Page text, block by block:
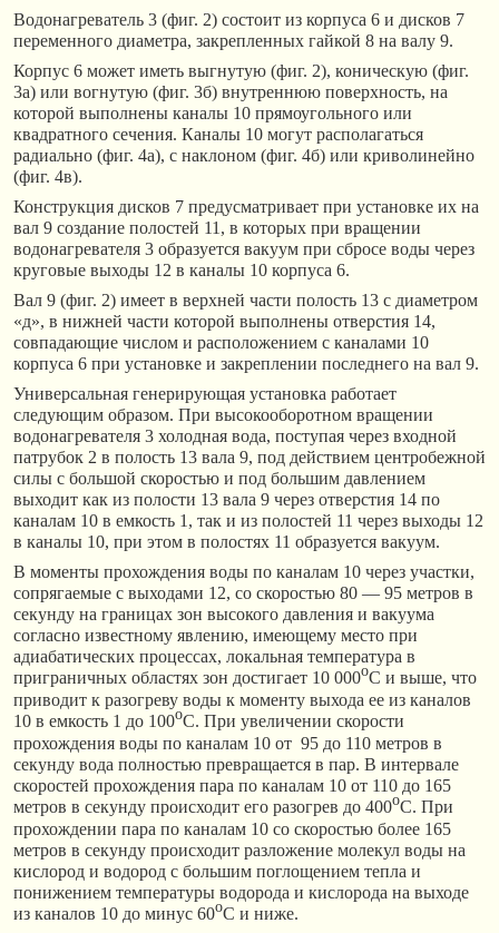
Водонагреватель 3 (фиг. 2) состоит из корпуса 6 и дисков 7
переменного диаметра, закрепленных гайкой 8 на валу 9.
Корпус 6 может иметь выгнутую (фиг. 2), коническую (фиг.
3а) или вогнутую (фиг. 3б) внутреннюю поверхность, на
которой выполнены каналы 10 прямоугольного или
квадратного сечения. Каналы 10 могут располагаться
радиально (фиг. 4а), с наклоном (фиг. 4б) или криволинейно
(фиг. 4в).
Конструкция дисков 7 предусматривает при установке их на
вал 9 создание полостей 11, в которых при вращении
водонагревателя 3 образуется вакуум при сбросе воды через
круговые выходы 12 в каналы 10 корпуса 6.
Вал 9 (фиг. 2) имеет в верхней части полость 13 с диаметром
«д», в нижней части которой выполнены отверстия 14,
совпадающие числом и расположением с каналами 10
корпуса 6 при установке и закреплении последнего на вал 9.
Универсальная генерирующая установка работает
следующим образом. При высокооборотном вращении
водонагревателя 3 холодная вода, поступая через входной
патрубок 2 в полость 13 вала 9, под действием центробежной
силы с большой скоростью и под большим давлением
выходит как из полости 13 вала 9 через отверстия 14 по
каналам 10 в емкость 1, так и из полостей 11 через выходы 12
в каналы 10, при этом в полостях 11 образуется вакуум.
В моменты прохождения воды по каналам 10 через участки,
сопрягаемые с выходами 12, со скоростью 80 — 95 метров в
секунду на границах зон высокого давления и вакуума
согласно известному явлению, имеющему место при
адиабатических процессах, локальная температура в
приграничных областях зон достигает 10 000oС и выше, что
приводит к разогреву воды к моменту выхода ее из каналов
10 в емкость 1 до 100oС. При увеличении скорости
прохождения воды по каналам 10 от 95 до 110 метров в
секунду вода полностью превращается в пар. В интервале
скоростей прохождения пара по каналам 10 от 110 до 165
метров в секунду происходит его разогрев до 400oС. При
прохождении пара по каналам 10 со скоростью более 165
метров в секунду происходит разложение молекул воды на
кислород и водород с большим поглощением тепла и
понижением температуры водорода и кислорода на выходе
из каналов 10 до минус 60oС и ниже.